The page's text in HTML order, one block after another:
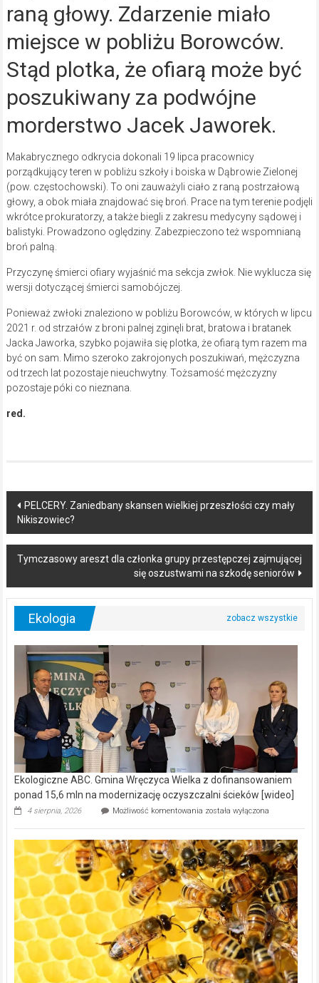
raną głowy. Zdarzenie miało
miejsce w pobliżu Borowców.
Stąd plotka, że ofiarą może być
poszukiwany za podwójne
morderstwo Jacek Jaworek.
Makabrycznego odkrycia dokonali 19 lipca pracownicy
porządkujący teren w pobliżu szkoły i boiska w Dąbrowie Zielonej
(pow. częstochowski). To oni zauważyli ciało z raną postrzałową
głowy, a obok miała znajdować się broń. Prace na tym terenie podjęli
wkrótce prokuratorzy, a także biegli z zakresu medycyny sądowej i
balistyki. Prowadzono oględziny. Zabezpieczono też wspomnianą
broń palną.
Przyczynę śmierci ofiary wyjaśnić ma sekcja zwłok. Nie wyklucza się
wersji dotyczącej śmierci samobójczej.
Ponieważ zwłoki znaleziono w pobliżu Borowców, w których w lipcu
2021 r. od strzałów z broni palnej zginęli brat, bratowa i bratanek
Jacka Jaworka, szybko pojawiła się plotka, że ofiarą tym razem ma
być on sam. Mimo szeroko zakrojonych poszukiwań, mężczyzna
od trzech lat pozostaje nieuchwytny. Tożsamość mężczyzny
pozostaje póki co nieznana.
red.
Post
navigation
PELCERY. Zaniedbany skansen wielkiej przeszłości czy mały
Nikiszowiec?
Tymczasowy areszt dla członka grupy przestępczej zajmującej
się oszustwami na szkodę seniorów
Ekologia
Ekologiczne ABC. Gmina Wręczyca Wielka z dofinansowaniem
ponad 15,6 mln na modernizację oczyszczalni ścieków [wideo]
4 sierpnia, 2026 Możliwość komentowania Ekologiczne
Wręczyca
Wielka
z
dofinansowaniem
ponad
15,6
mln
na
modernizację
oczyszczalni
ścieków
[wideo]
została wyłączona